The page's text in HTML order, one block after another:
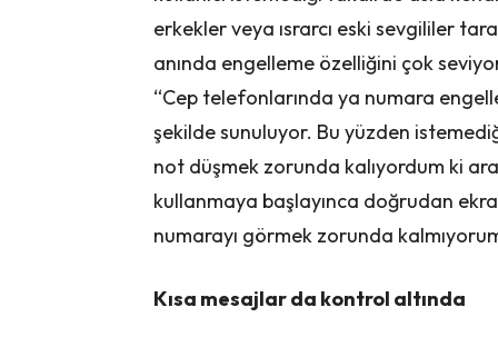
erkekler veya ısrarcı eski sevgililer
anında engelleme özelliğini çok
“Cep telefonlarında ya numara
şekilde sunuluyor. Bu yüzden
not düşmek zorunda kalıyordum ki
kullanmaya başlayınca doğrudan
numarayı görmek zorunda
Kısa mesajlar da kontrol altında